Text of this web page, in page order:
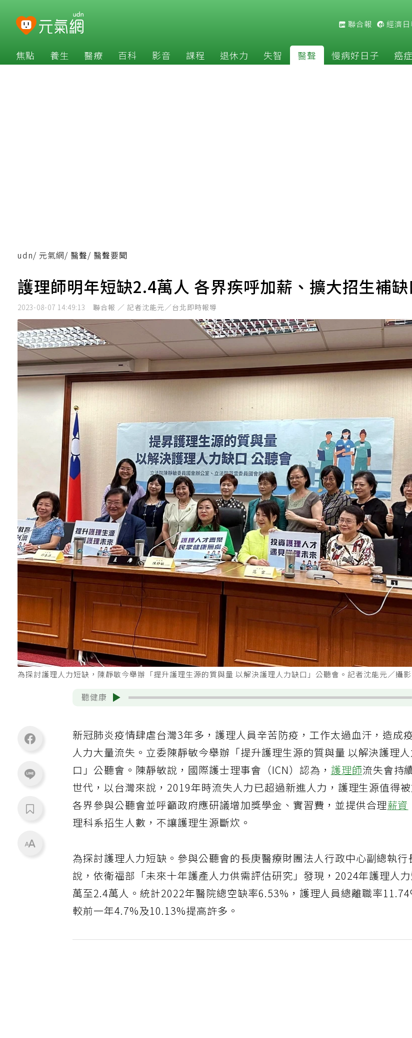
聯合報 經濟日
焦點 養生 醫療 百科 影音 課程 退休力 失智 醫聲 慢病好日子 癌症
udn/ 元氣網/ 醫聲/ 醫聲要聞
護理師明年短缺2.4萬人 各界疾呼加薪、擴大招生補缺
2023-08-07 14:49:13 聯合報 ／ 記者沈能元／台北即時報導
為探討護理人力短缺，陳靜敏今舉辦「提升護理生源的質與量 以解決護理人力缺口」公聽會。記者沈能元／攝影
聽健康
新冠肺炎疫情肆虐台灣3年多，護理人員辛苦防疫，工作太過血汗，造成
人力大量流失。立委陳靜敏今舉辦「提升護理生源的質與量 以解決護理
口」公聽會。陳靜敏說，國際護士理事會（ICN）認為，護理師流失會持
世代，以台灣來說，2019年時流失人力已超過新進人力，護理生源值得被
各界參與公聽會並呼籲政府應研議增加獎學金、實習費，並提供合理薪資
理科系招生人數，不讓護理生源斷炊。
為探討護理人力短缺。參與公聽會的長庚醫療財團法人行政中心副總執行
說，依衛福部「未來十年護產人力供需評估研究」發現，2024年護理人
萬至2.4萬人。統計2022年醫院總空缺率6.53%，護理人員總離職率
較前一年4.7%及10.13%提高許多。